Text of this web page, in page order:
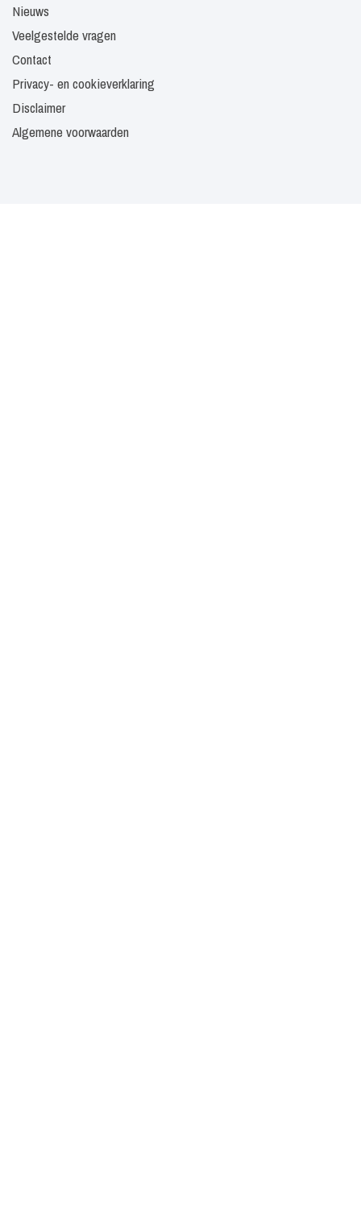
Nieuws
Veelgestelde vragen
Contact
Privacy- en cookieverklaring
Disclaimer
Algemene voorwaarden